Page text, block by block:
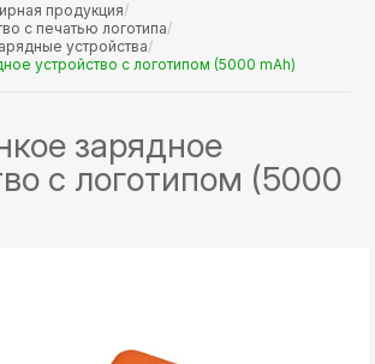
продукция/
с печатью логотипа/
устройства/
устройство с логотипом (5000 mAh)
зарядное
с логотипом (5000